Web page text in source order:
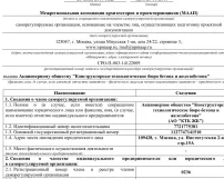
Площадь ?